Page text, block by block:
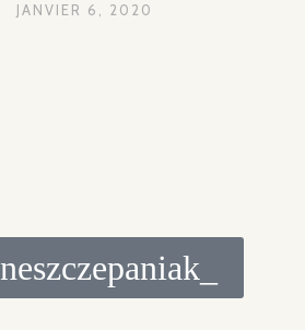
JANVIER 6, 2020